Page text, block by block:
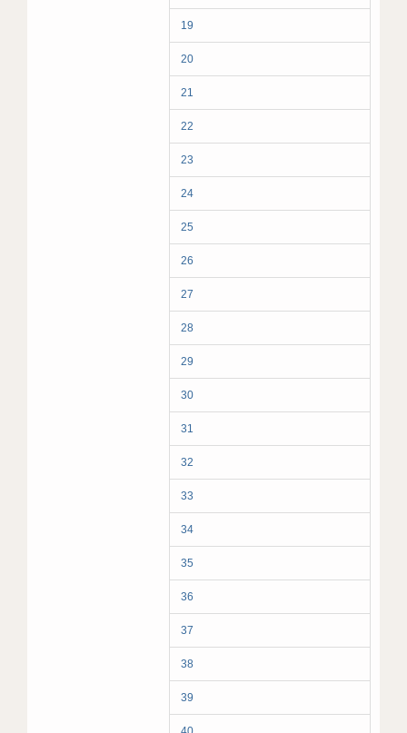
19
20
21
22
23
24
25
26
27
28
29
30
31
32
33
34
35
36
37
38
39